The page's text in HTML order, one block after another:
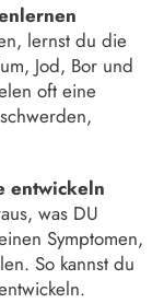
lernst du die
Jod, Bor und
oft eine
entwickeln
was DU
Symptomen,
So kannst du